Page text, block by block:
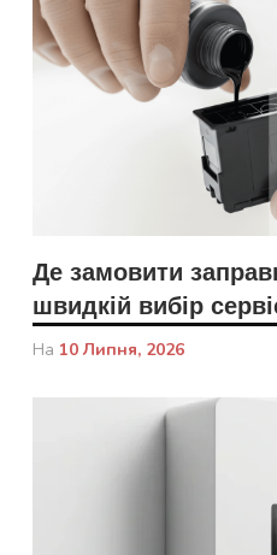
Де замовити
швидкій вибір
На 10 Липня, 2026